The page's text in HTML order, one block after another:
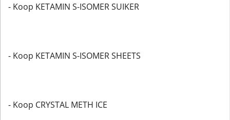
- Koop KETAMIN S-ISOMER SUIKER
- Koop KETAMIN S-ISOMER SHEETS
- Koop CRYSTAL METH ICE